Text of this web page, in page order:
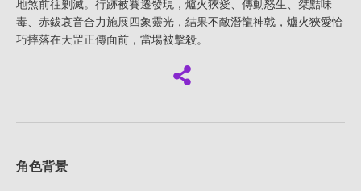
地煞前往剿滅。行跡被賽遷發現，爐火狹愛、傳動怒生、桀黠味
毒、赤鈸哀音合力施展四象靈光，結果不敵潛龍神戟，爐火狹愛恰
巧摔落在天罡正傳面前，當場被擊殺。
角色背景